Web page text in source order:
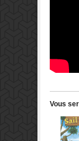
Vous